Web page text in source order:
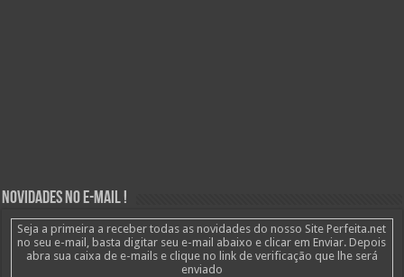
Novidades no E-mail !
Seja a primeira a receber todas as novidades do nosso Site Perfeita.net
no seu e-mail, basta digitar seu e-mail abaixo e clicar em Enviar. Depois
abra sua caixa de e-mails e clique no link de verificação que lhe será
enviado